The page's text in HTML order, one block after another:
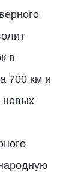
в
700 км и
новых